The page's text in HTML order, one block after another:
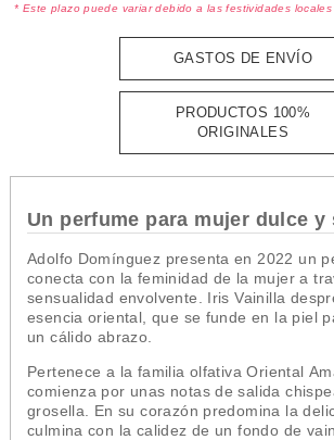
* Este plazo puede variar debido a las festividades locales
GASTOS DE ENVÍO
PRODUCTOS 100%
ORIGINALES
Un perfume para mujer dulce y
Adolfo Domínguez presenta en 2022 un
conecta con la feminidad de la mujer a
sensualidad envolvente
Iris Vainilla
esencia oriental, que se funde en la piel
un cálido abrazo.
Pertenece a la familia olfativa Oriental
comienza por unas notas de salida
grosella. En su corazón predomina la
culmina con la calidez de un fondo de